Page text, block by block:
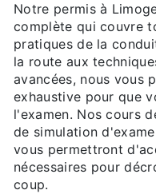
Notre permis à
complète qui couvre
pratiques de la
la route aux
avancées, nous vous
exhaustive pour que
l'examen. Nos cours
de simulation
vous permettront
nécessaires pour
coup.